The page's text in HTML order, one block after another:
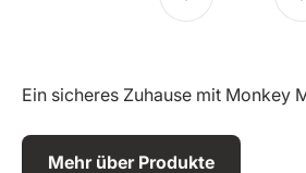
Zu
Zu
Zu
Ein sicheres Zuhause mit Monkey
Mehr über Produkte